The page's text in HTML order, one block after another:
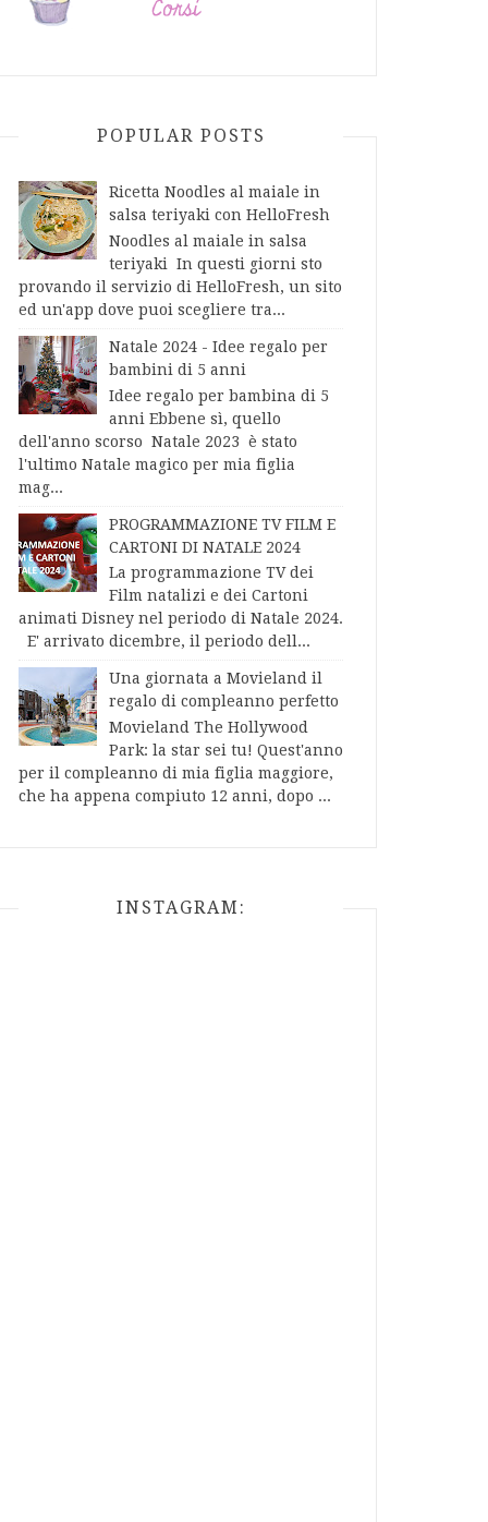
POPULAR POSTS
Ricetta Noodles al maiale in
salsa teriyaki con HelloFresh
Noodles al maiale in salsa
teriyaki In questi giorni sto
provando il servizio di HelloFresh, un sito
ed un'app dove puoi scegliere tra...
Natale 2024 - Idee regalo per
bambini di 5 anni
Idee regalo per bambina di 5
anni Ebbene sì, quello
dell'anno scorso Natale 2023 è stato
l'ultimo Natale magico per mia figlia
mag...
PROGRAMMAZIONE TV FILM E
CARTONI DI NATALE 2024
La programmazione TV dei
Film natalizi e dei Cartoni
animati Disney nel periodo di Natale 2024.
E' arrivato dicembre, il periodo dell...
Una giornata a Movieland il
regalo di compleanno perfetto
Movieland The Hollywood
Park: la star sei tu! Quest'anno
per il compleanno di mia figlia maggiore,
che ha appena compiuto 12 anni, dopo ...
INSTAGRAM: